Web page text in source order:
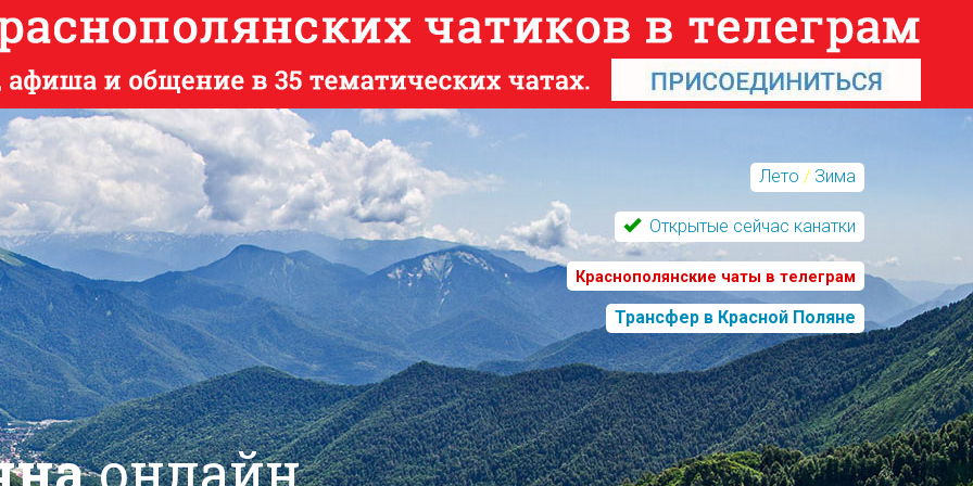
Лето / Зима
Открытые сейчас канатки
Краснополянские чаты в телеграм
Трансфер в Красной Поляне